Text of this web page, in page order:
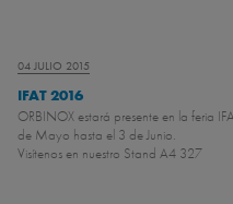
04 JULIO 2015
IFAT 2016
ORBINOX estará presente en la feria
de Mayo hasta el 3 de Junio.
Visítenos en nuestro Stand A4 327